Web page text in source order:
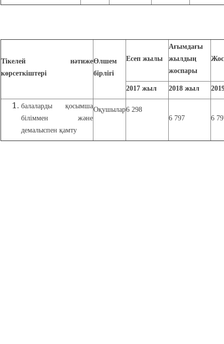
Тікелей нәтиже
көрсеткіштері
Өлшем
бірлігі
Есеп жылы
Ағымдағы
жылдың
жоспары
2017 жыл 2018 жыл 201
балаларды қосымша
біліммен және
демалыспен қамту
Оқушылар6 298
6 797
6